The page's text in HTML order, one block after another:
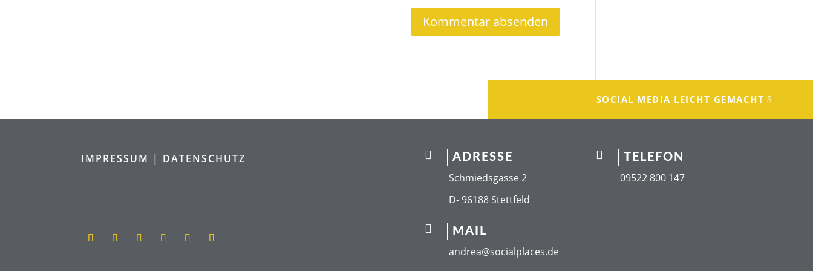
SOCIAL MEDIA LEICHT GEMACHT
IMPRESSUM | DATENSCHUTZ  ADRESSE
Schmiedsgasse 2
D- 96188 Stettfeld
 TELEFON
09522 800 147
 MAIL
andrea@socialplaces.de